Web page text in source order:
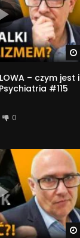
– czym jest i
#115
0